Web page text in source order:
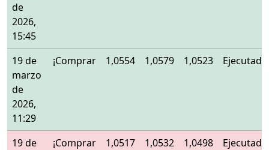
de
2026,
15:45
19 de
marzo
de
2026,
11:29
¡Comprar 1,0554 1,0579 1,0523 Ejecutado
19 de
¡Comprar 1,0517 1,0532 1,0498 Ejecutado